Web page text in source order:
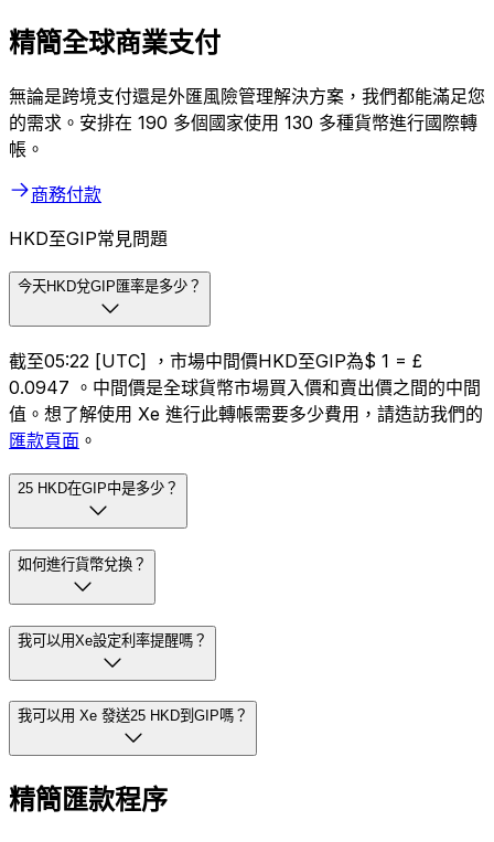
精簡全球商業支付
無論是跨境支付還是外匯風險管理解決方案，我們都能滿足您
的需求。安排在 190 多個國家使用 130 多種貨幣進行國際轉
帳。
商務付款
HKD至GIP常見問題
今天HKD兌GIP匯率是多少？
截至05:22 [UTC] ，市場中間價HKD至GIP為$ 1 = £
0.0947 。中間價是全球貨幣市場買入價和賣出價之間的中間
值。想了解使用 Xe 進行此轉帳需要多少費用，請造訪我們的
匯款頁面 。
25 HKD在GIP中是多少？
如何進行貨幣兌換？
我可以用Xe設定利率提醒嗎？
我可以用 Xe 發送25 HKD到GIP嗎？
精簡匯款程序